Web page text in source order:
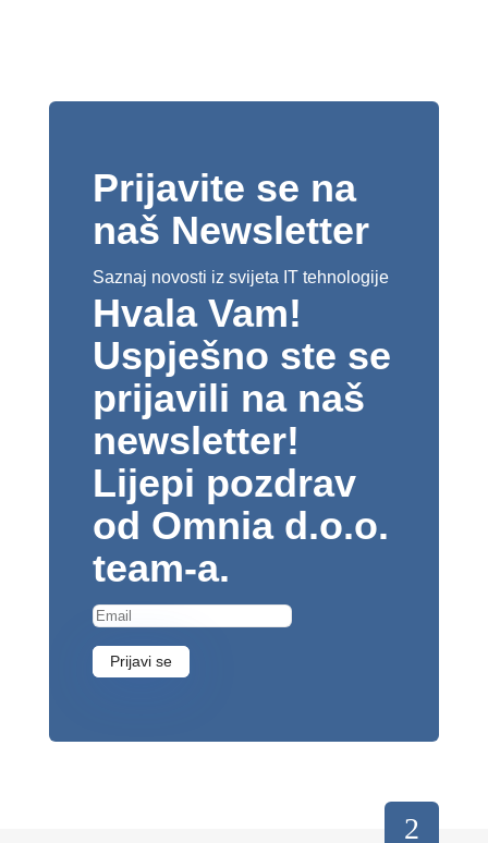
Prijavite se na
naš Newsletter
Saznaj novosti iz svijeta IT tehnologije
Hvala Vam!
Uspješno ste se
prijavili na naš
newsletter!
Lijepi pozdrav
od Omnia d.o.o.
team-a.
Prijavi se